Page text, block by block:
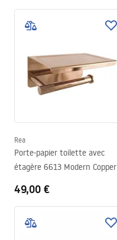
Rea
Porte-papier toilette avec
étagère 6613 Modern Copper
49,00 €